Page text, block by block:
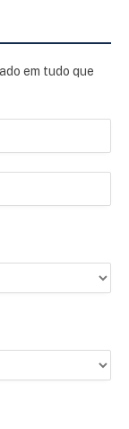
em tudo que